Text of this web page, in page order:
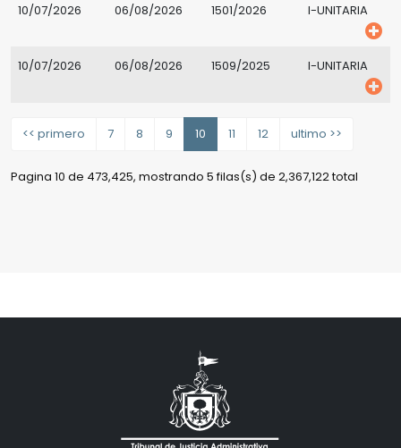
10/07/2026 06/08/2026 1501/2026 I-UNITARIA
10/07/2026 06/08/2026 1509/2025 I-UNITARIA
<< primero 7 8 9 10 11 12 ultimo >>
Pagina 10 de 473,425, mostrando 5 filas(s) de 2,367,122 total